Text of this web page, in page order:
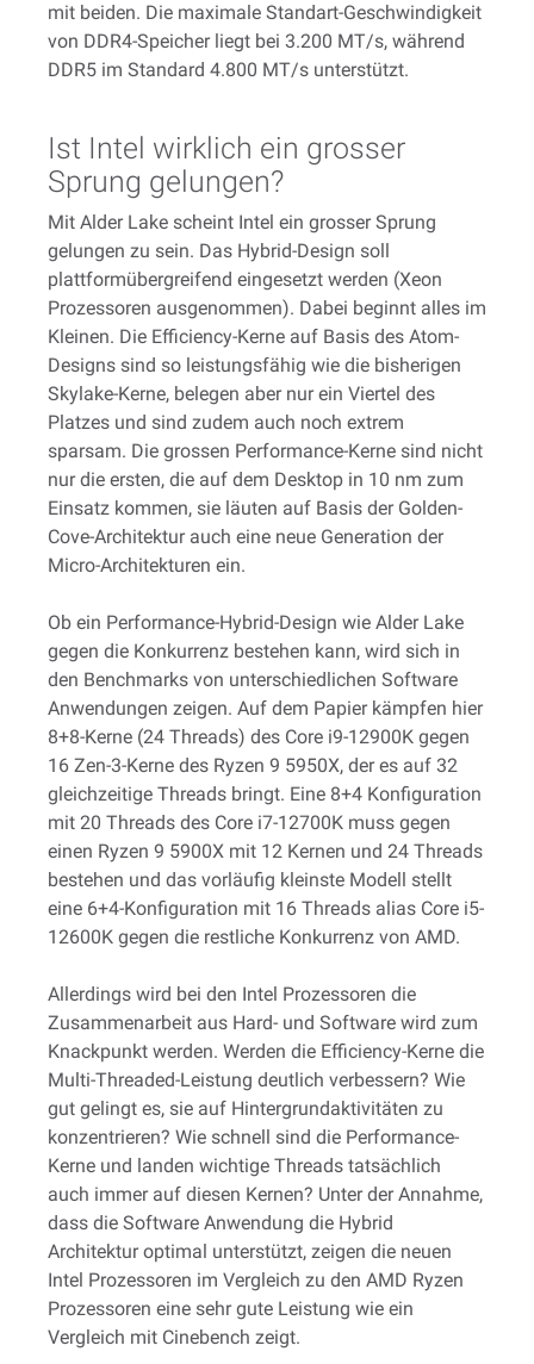
mit beiden. Die maximale Standart-Geschwindigkeit
von DDR4-Speicher liegt bei 3.200 MT/s, während
DDR5 im Standard 4.800 MT/s unterstützt.
Ist Intel wirklich ein grosser
Sprung gelungen?
Mit Alder Lake scheint Intel ein grosser Sprung
gelungen zu sein. Das Hybrid-Design soll
plattformübergreifend eingesetzt werden (Xeon
Prozessoren ausgenommen). Dabei beginnt alles im
Kleinen. Die Efficiency-Kerne auf Basis des Atom-
Designs sind so leistungsfähig wie die bisherigen
Skylake-Kerne, belegen aber nur ein Viertel des
Platzes und sind zudem auch noch extrem
sparsam. Die grossen Performance-Kerne sind nicht
nur die ersten, die auf dem Desktop in 10 nm zum
Einsatz kommen, sie läuten auf Basis der Golden-
Cove-Architektur auch eine neue Generation der
Micro-Architekturen ein.
Ob ein Performance-Hybrid-Design wie Alder Lake
gegen die Konkurrenz bestehen kann, wird sich in
den Benchmarks von unterschiedlichen Software
Anwendungen zeigen. Auf dem Papier kämpfen hier
8+8-Kerne (24 Threads) des Core i9-12900K gegen
16 Zen-3-Kerne des Ryzen 9 5950X, der es auf 32
gleichzeitige Threads bringt. Eine 8+4 Konfiguration
mit 20 Threads des Core i7-12700K muss gegen
einen Ryzen 9 5900X mit 12 Kernen und 24 Threads
bestehen und das vorläufig kleinste Modell stellt
eine 6+4-Konfiguration mit 16 Threads alias Core i5-
12600K gegen die restliche Konkurrenz von AMD.
Allerdings wird bei den Intel Prozessoren die
Zusammenarbeit aus Hard- und Software wird zum
Knackpunkt werden. Werden die Efficiency-Kerne die
Multi-Threaded-Leistung deutlich verbessern? Wie
gut gelingt es, sie auf Hintergrundaktivitäten zu
konzentrieren? Wie schnell sind die Performance-
Kerne und landen wichtige Threads tatsächlich
auch immer auf diesen Kernen? Unter der Annahme,
dass die Software Anwendung die Hybrid
Architektur optimal unterstützt, zeigen die neuen
Intel Prozessoren im Vergleich zu den AMD Ryzen
Prozessoren eine sehr gute Leistung wie ein
Vergleich mit Cinebench zeigt.